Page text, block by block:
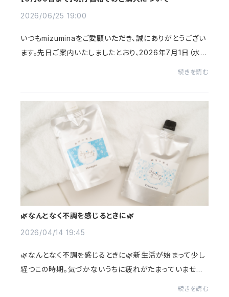
2026/06/25 19:00
いつもmizuminaをご愛顧いただき、誠にありがとうござい
ます。先日ご案内いたしましたとおり、2026年7月1日（水）
続きを読む
🌿なんとなく不調を感じるときに🌿
2026/04/14 19:45
🌿なんとなく不調を感じるときに🌿新生活が始まって少し
経つこの時期。気づかないうちに疲れがたまっていません
続きを読む